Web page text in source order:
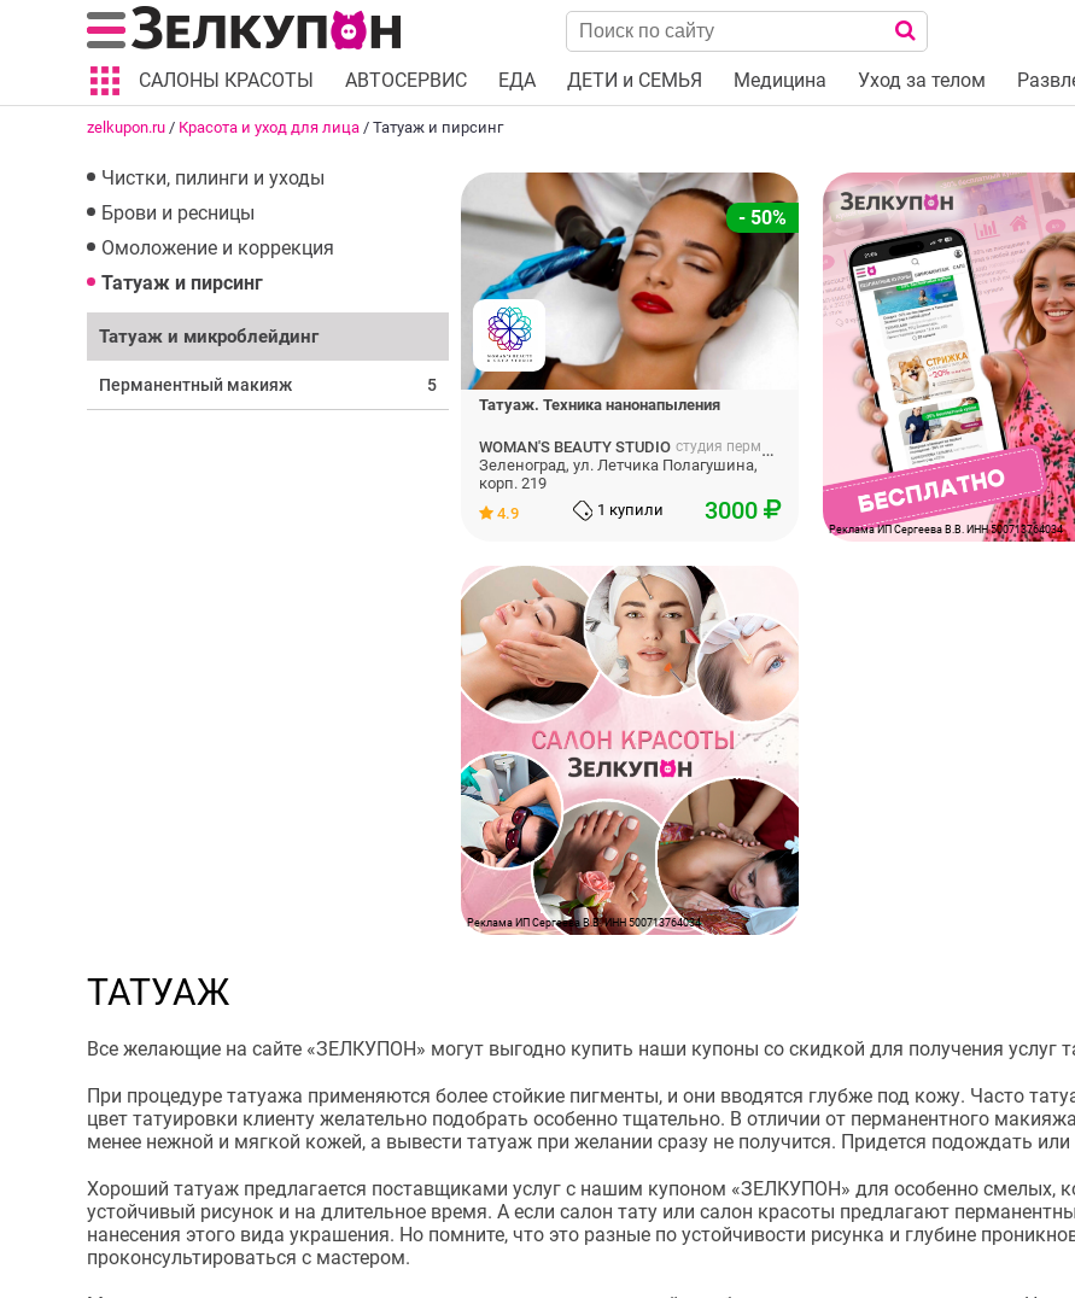
САЛОНЫ КРАСОТЫ АВТОСЕРВИС ЕДА ДЕТИ и СЕМЬЯ Медицина Уход за телом
zelkupon.ru / Красота и уход для лица / Татуаж и пирсинг
Чистки, пилинги и уходы
Брови и ресницы
Омоложение и коррекция
Татуаж и пирсинг
Татуаж и микроблейдинг
Перманентный макияж 5
- 50%
Татуаж. Техника нанонапыления
WOMAN'S BEAUTY STUDIO студия перманентного макияжа
Зеленоград, ул. Летчика Полагушина,
корп. 219
4.9
1 купили 3000
Реклама ИП Сергеева В.В. ИНН 500713764034
Реклама ИП Сергеева В.В. ИНН 500713764034
ТАТУАЖ
Все желающие на сайте «ЗЕЛКУПОН» могут выгодно купить наши купоны со скидкой для получения услуг
При процедуре татуажа применяются более стойкие пигменты, и они вводятся глубже под кожу. Часто
цвет татуировки клиенту желательно подобрать особенно тщательно. В отличии от перманентного
менее нежной и мягкой кожей, а вывести татуаж при желании сразу не получится. Придется подождать
Хороший татуаж предлагается поставщиками услуг с нашим купоном «ЗЕЛКУПОН» для особенно смелых,
устойчивый рисунок и на длительное время. А если салон тату или салон красоты предлагают
нанесения этого вида украшения. Но помните, что это разные по устойчивости рисунка и глубине
проконсультироваться с мастером.